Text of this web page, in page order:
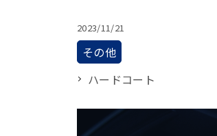
2023/11/21
その他
ハードコート